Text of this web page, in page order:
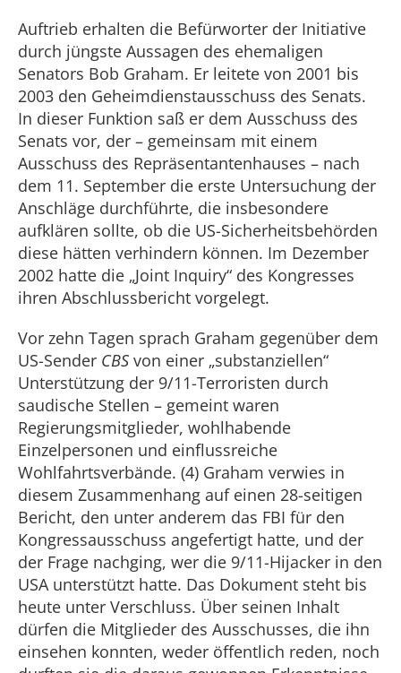
Auftrieb erhalten die Befürworter der Initiative
durch jüngste Aussagen des ehemaligen
Senators Bob Graham. Er leitete von 2001 bis
2003 den Geheimdienstausschuss des Senats.
In dieser Funktion saß er dem Ausschuss des
Senats vor, der – gemeinsam mit einem
Ausschuss des Repräsentantenhauses – nach
dem 11. September die erste Untersuchung der
Anschläge durchführte, die insbesondere
aufklären sollte, ob die US-Sicherheitsbehörden
diese hätten verhindern können. Im Dezember
2002 hatte die „Joint Inquiry“ des Kongresses
ihren Abschlussbericht vorgelegt.
Vor zehn Tagen sprach Graham gegenüber dem
US-Sender CBS von einer „substanziellen“
Unterstützung der 9/11-Terroristen durch
saudische Stellen – gemeint waren
Regierungsmitglieder, wohlhabende
Einzelpersonen und einflussreiche
Wohlfahrtsverbände. (4) Graham verwies in
diesem Zusammenhang auf einen 28-seitigen
Bericht, den unter anderem das FBI für den
Kongressausschuss angefertigt hatte, und der
der Frage nachging, wer die 9/11-Hijacker in den
USA unterstützt hatte. Das Dokument steht bis
heute unter Verschluss. Über seinen Inhalt
dürfen die Mitglieder des Ausschusses, die ihn
einsehen konnten, weder öffentlich reden, noch